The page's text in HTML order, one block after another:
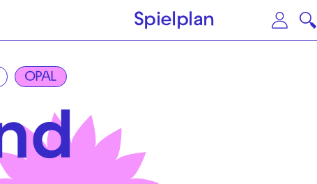
Zum Hauptinhalt springen
Spielplan
OPAL